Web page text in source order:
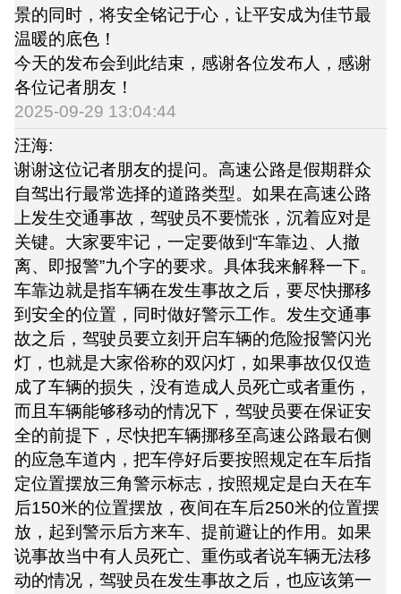
景的同时，将安全铭记于心，让平安成为佳节最
温暖的底色！
今天的发布会到此结束，感谢各位发布人，感谢
各位记者朋友！
2025-09-29 13:04:44
汪海:
谢谢这位记者朋友的提问。高速公路是假期群众
自驾出行最常选择的道路类型。如果在高速公路
上发生交通事故，驾驶员不要慌张，沉着应对是
关键。大家要牢记，一定要做到“车靠边、人撤
离、即报警”九个字的要求。具体我来解释一下。
车靠边就是指车辆在发生事故之后，要尽快挪移
到安全的位置，同时做好警示工作。发生交通事
故之后，驾驶员要立刻开启车辆的危险报警闪光
灯，也就是大家俗称的双闪灯，如果事故仅仅造
成了车辆的损失，没有造成人员死亡或者重伤，
而且车辆能够移动的情况下，驾驶员要在保证安
全的前提下，尽快把车辆挪移至高速公路最右侧
的应急车道内，把车停好后要按照规定在车后指
定位置摆放三角警示标志，按照规定是白天在车
后150米的位置摆放，夜间在车后250米的位置摆
放，起到警示后方来车、提前避让的作用。如果
说事故当中有人员死亡、重伤或者说车辆无法移
动的情况，驾驶员在发生事故之后，也应该第一